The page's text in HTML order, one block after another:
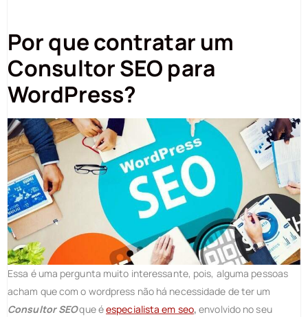
Por que contratar um
Consultor SEO para
WordPress?
Essa é uma pergunta muito interessante, pois, alguma pessoas
acham que com o wordpress não há necessidade de ter um
Consultor SEOque éespecialista em seo,envolvido no seu